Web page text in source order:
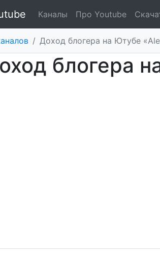
Каналы Про Youtube
/ Доход блогера на Ютубе
блогера